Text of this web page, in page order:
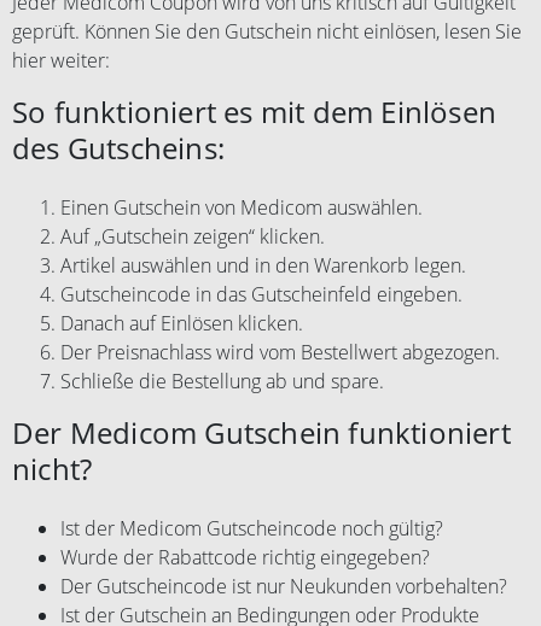
geprüft. Können Sie den Gutschein nicht einlösen, lesen Sie
hier weiter:
So funktioniert es mit dem Einlösen
des Gutscheins:
Einen Gutschein von Medicom auswählen.
Auf „Gutschein zeigen“ klicken.
Artikel auswählen und in den Warenkorb legen.
Gutscheincode in das Gutscheinfeld eingeben.
Danach auf Einlösen klicken.
Der Preisnachlass wird vom Bestellwert abgezogen.
Schließe die Bestellung ab und spare.
Der Medicom Gutschein funktioniert
nicht?
Ist der Medicom Gutscheincode noch gültig?
Wurde der Rabattcode richtig eingegeben?
Der Gutscheincode ist nur Neukunden vorbehalten?
Ist der Gutschein an Bedingungen oder Produkte